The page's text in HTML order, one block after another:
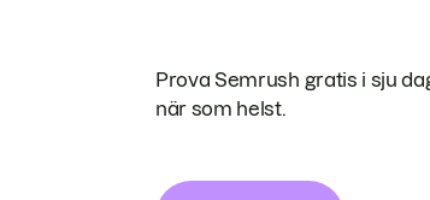
Prova Semrush gratis i sju
när som helst.